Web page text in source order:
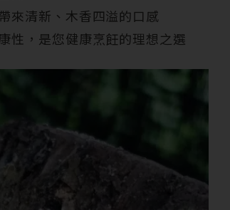
來清新、木香四溢的口感
性，是您健康烹飪的理想之選